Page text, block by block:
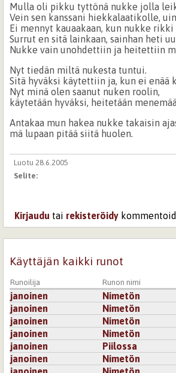
Mulla oli pikku tyttönä nukke jolla
Vein sen kanssani hiekkalaatikolle,
Ei mennyt kauaakaan, kun nukke rikki
Surrut en sitä lainkaan, sainhan heti
Nukke vain unohdettiin ja heitettiin
Nyt tiedän miltä nukesta tuntui.
Sitä hyväksi käytettiin ja, kun ei enää
Nyt minä olen saanut nuken roolin,
käytetään hyväksi, heitetään
Antakaa mun hakea nukke takaisin
mä lupaan pitää siitä huolen.
Luotu 28.6.2005
Selite:
Kirjaudu tai rekisteröidy
Käyttäjän kaikki runot
Runoilija Runon nimi
janoinen Nimetön
janoinen
Nimetön
janoinen
Nimetön
janoinen
Nimetön
janoinen
Piilossa
janoinen
Nimetön